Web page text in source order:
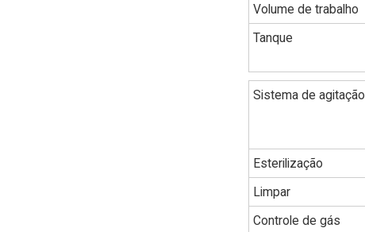
Volume de trabalho
Tanque
Sistema de agitação
Esterilização
Limpar
Controle de gás